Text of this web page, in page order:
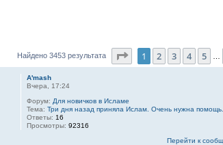
Найдено 3453 результата Страница1 из 231
1 2 3 4 5
A'mash
Вчера, 17:24
Форум: Для новичков в Исламе
Тема:Три дня назад приняла Ислам. Очень нужна помощь.
Ответы: 16
Просмотры:92316
Перейти к